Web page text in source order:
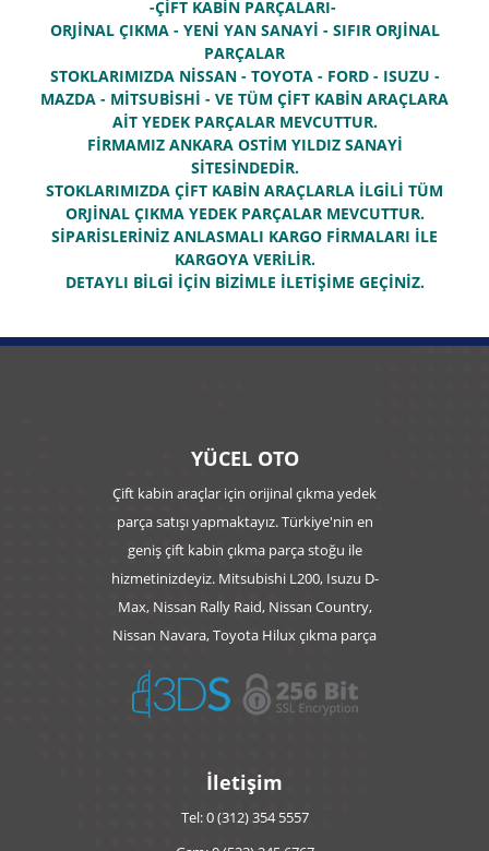
-ÇİFT KABİN PARÇALARI-
ORJİNAL ÇIKMA - YENİ YAN SANAYİ - SIFIR ORJİNAL
PARÇALAR
STOKLARIMIZDA NİSSAN - TOYOTA - FORD - ISUZU -
MAZDA - MİTSUBİSHİ - VE TÜM ÇİFT KABİN ARAÇLARA
AİT YEDEK PARÇALAR MEVCUTTUR.
FİRMAMIZ ANKARA OSTİM YILDIZ SANAYİ
SİTESİNDEDİR.
STOKLARIMIZDA ÇİFT KABİN ARAÇLARLA İLGİLİ TÜM
ORJİNAL ÇIKMA YEDEK PARÇALAR MEVCUTTUR.
SİPARİSLERİNİZ ANLASMALI KARGO FİRMALARI İLE
KARGOYA VERİLİR.
DETAYLI BİLGİ İÇİN BİZİMLE İLETİŞİME GEÇİNİZ.
YÜCEL OTO
Çift kabin araçlar için orijinal çıkma yedek
parça satışı yapmaktayız. Türkiye'nin en
geniş çift kabin çıkma parça stoğu ile
hizmetinizdeyiz. Mitsubishi L200, Isuzu D-
Max, Nissan Rally Raid, Nissan Country,
Nissan Navara, Toyota Hilux çıkma parça
İletişim
Tel: 0 (312) 354 5557